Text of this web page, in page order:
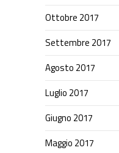
Ottobre 2017
Settembre 2017
Agosto 2017
Luglio 2017
Giugno 2017
Maggio 2017